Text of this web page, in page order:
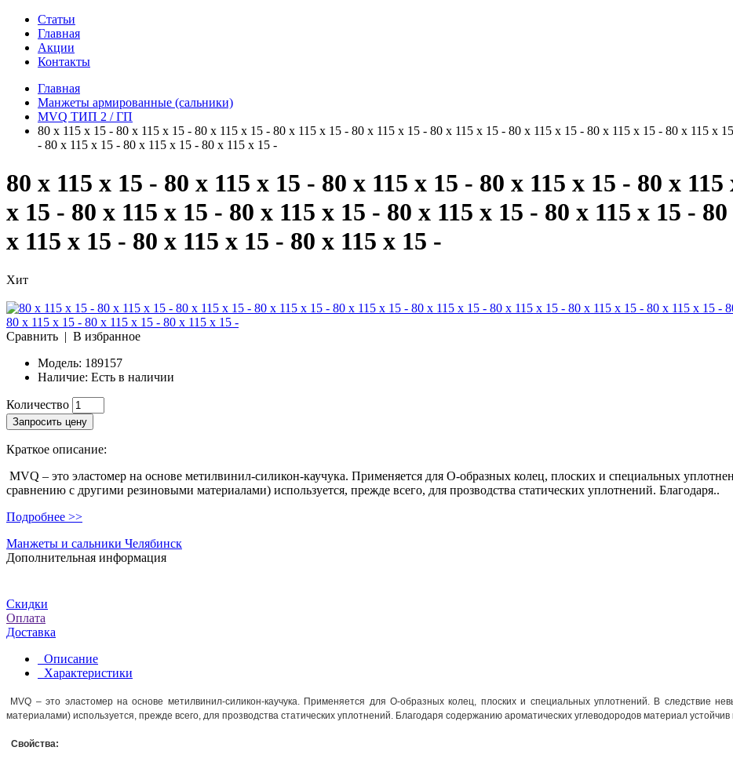
Статьи
Главная
Акции
Контакты
Главная
Манжеты армированные (сальники)
MVQ ТИП 2 / ГП
80 x 115 x 15 - 80 x 115 x 15 - 80 x 115 x 15 - 80 x 115 x 15 - 80 x 115 x 15 - 80 x 115 x 15 - 80 x 115 x 15 - 80 x 115 x 15 - 80 x 115 x
- 80 x 115 x 15 - 80 x 115 x 15 - 80 x 115 x 15 -
80 x 115 x 15 - 80 x 115 x 15 - 80 x 115 x 15 - 80 x 115 x 15 - 80 x
x 15 - 80 x 115 x 15 - 80 x 115 x 15 - 80 x 115 x 15 - 80 x 115 x 15 -
x 115 x 15 - 80 x 115 x 15 - 80 x 115 x 15 -
Хит
Сравнить | В избранное
Модель: 189157
Наличие: Есть в наличии
Количество
Запросить цену
Краткое описание:
MVQ – это эластомер на основе метилвинил-силикон-каучука. Применяется для О-образных колец, плоских и специальных
сравнению с другими резиновыми материалами) используется, прежде всего, для прозводства статических уплотнений. Благодаря..
Подробнее >>
Манжеты и сальники Челябинск
Дополнительная информация
Скидки
Оплата
Доставка
Описание
Характеристики
MVQ – это эластомер на основе метилвинил-силикон-каучука. Применяется для О-образных колец, плоских и специальных уплотнений. В следствие
материалами) используется, прежде всего, для прозводства статических уплотнений. Благодаря содержанию ароматических углеводородов материал
Свойства: